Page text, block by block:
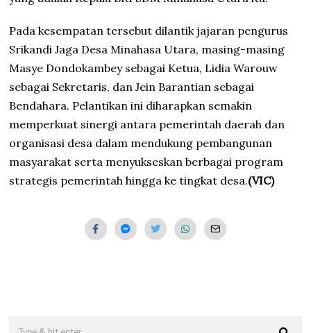
Pada kesempatan tersebut dilantik jajaran pengurus
Srikandi Jaga Desa Minahasa Utara, masing-masing
Masye Dondokambey sebagai Ketua, Lidia Warouw
sebagai Sekretaris, dan Jein Barantian sebagai
Bendahara. Pelantikan ini diharapkan semakin
memperkuat sinergi antara pemerintah daerah dan
organisasi desa dalam mendukung pembangunan
masyarakat serta menyukseskan berbagai program
strategis pemerintah hingga ke tingkat desa.(VIC)